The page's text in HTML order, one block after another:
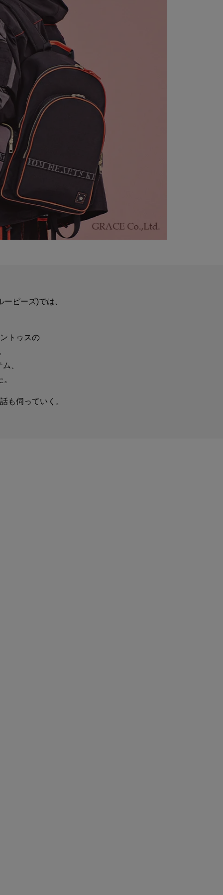
ピーズ)では、
トゥスの
、
も伺っていく。